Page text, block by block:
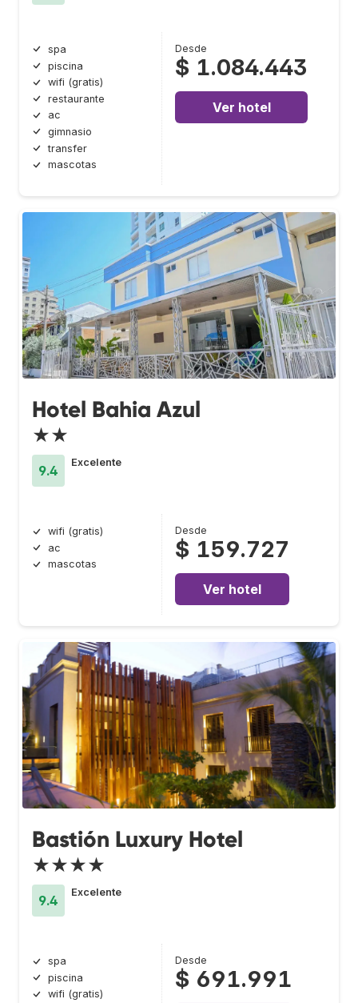
spa
piscina
wifi (gratis)
restaurante
ac
gimnasio
transfer
mascotas
Desde
$ 1.084.443
Ver hotel
Hotel Bahia Azul
★★
9.4
Excelente
wifi (gratis)
ac
mascotas
Desde
$ 159.727
Ver hotel
Bastión Luxury Hotel
★★★★
9.4
Excelente
spa
piscina
wifi (gratis)
Desde
$ 691.991